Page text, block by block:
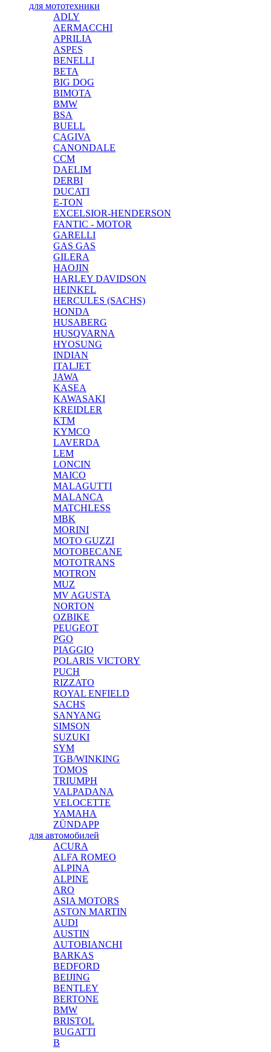
для мототехники
ADLY
AERMACCHI
APRILIA
ASPES
BENELLI
BETA
BIG DOG
BIMOTA
BMW
BSA
BUELL
CAGIVA
CANONDALE
CCM
DAELIM
DERBI
DUCATI
E-TON
EXCELSIOR-HENDERSON
FANTIC - MOTOR
GARELLI
GAS GAS
GILERA
HAOJIN
HARLEY DAVIDSON
HEINKEL
HERCULES (SACHS)
HONDA
HUSABERG
HUSQVARNA
HYOSUNG
INDIAN
ITALJET
JAWA
KASEA
KAWASAKI
KREIDLER
KTM
KYMCO
LAVERDA
LEM
LONCIN
MAICO
MALAGUTTI
MALANCA
MATCHLESS
MBK
MORINI
MOTO GUZZI
MOTOBECANE
MOTOTRANS
MOTRON
MUZ
MV AGUSTA
NORTON
OZBIKE
PEUGEOT
PGO
PIAGGIO
POLARIS VICTORY
PUCH
RIZZATO
ROYAL ENFIELD
SACHS
SANYANG
SIMSON
SUZUKI
SYM
TGB/WINKING
TOMOS
TRIUMPH
VALPADANA
VELOCETTE
YAMAHA
ZÜNDAPP
для автомобилей
ACURA
ALFA ROMEO
ALPINA
ALPINE
ARO
ASIA MOTORS
ASTON MARTIN
AUDI
AUSTIN
AUTOBIANCHI
BARKAS
BEDFORD
BEIJING
BENTLEY
BERTONE
BMW
BRISTOL
BUGATTI
B